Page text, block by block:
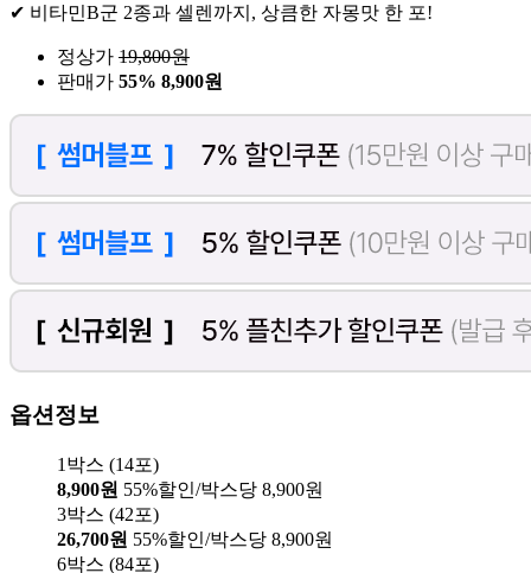
✔ 비타민B군 2종과 셀렌까지, 상큼한 자몽맛 한 포!
정상가 19,800원
판매가 55% 8,900원
옵션정보
1박스 (14포)
8,900원 55%할인/박스당 8,900원
3박스 (42포)
26,700원 55%할인/박스당 8,900원
6박스 (84포)